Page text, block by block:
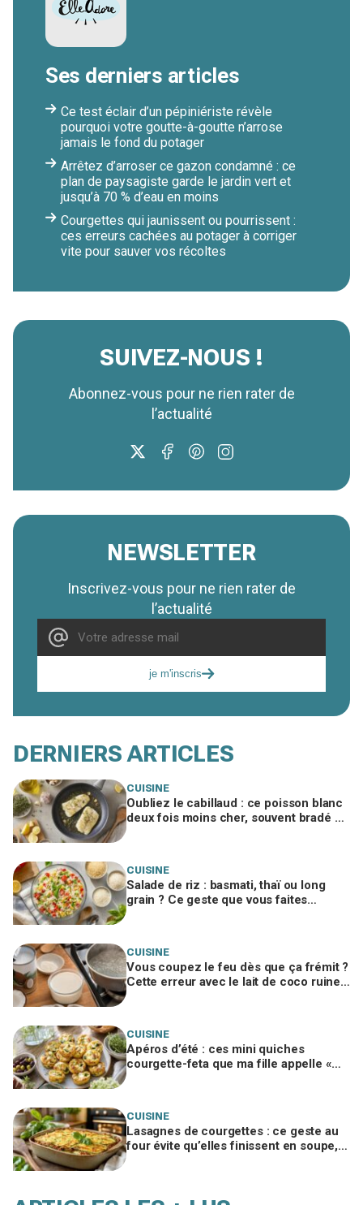
Ses derniers articles
Ce test éclair d’un pépiniériste révèle
pourquoi votre goutte-à-goutte n’arrose
jamais le fond du potager
Arrêtez d’arroser ce gazon condamné : ce
plan de paysagiste garde le jardin vert et
jusqu’à 70 % d’eau en moins
Courgettes qui jaunissent ou pourrissent :
ces erreurs cachées au potager à corriger
vite pour sauver vos récoltes
SUIVEZ-NOUS !
Abonnez-vous pour ne rien rater de
l’actualité
NEWSLETTER
Inscrivez-vous pour ne rien rater de
l’actualité
je m'inscris
DERNIERS ARTICLES
CUISINE
Oubliez le cabillaud : ce poisson blanc
deux fois moins cher, souvent bradé en
CUISINE
Salade de riz : basmati, thaï ou long
grain ? Ce geste que vous faites
CUISINE
Vous coupez le feu dès que ça frémit ?
Cette erreur avec le lait de coco ruine
CUISINE
Apéros d’été : ces mini quiches
courgette-feta que ma fille appelle «
CUISINE
Lasagnes de courgettes : ce geste au
four évite qu’elles finissent en soupe,